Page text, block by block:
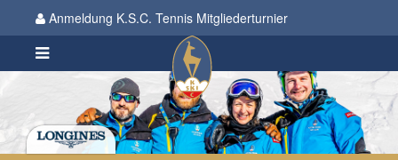
Anmeldung K.S.C. Tennis Mitgliederturnier